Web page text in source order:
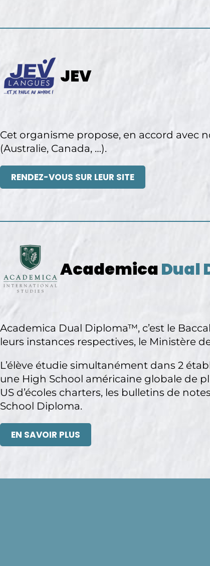
JEV
Cet organisme propose, en accord avec
(Australie, Canada, …).
RENDEZ-VOUS SUR LEUR SITE
AcademicaDual
Academica Dual Diploma™, c’est le
leurs instances respectives, le Ministère
L’élève étudie simultanément dans 2
une High School américaine globale de
US d’écoles charters, les bulletins de
School Diploma.
EN SAVOIR PLUS